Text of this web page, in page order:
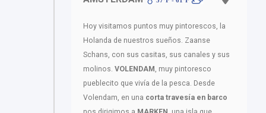
Hoy visitamos puntos muy pintorescos, la
Holanda de nuestros sueños. Zaanse
Schans, con sus casitas, sus canales y sus
molinos. VOLENDAM , muy pintoresco
pueblecito que vivía de la pesca. Desde
Volendam, en una corta travesía en barco